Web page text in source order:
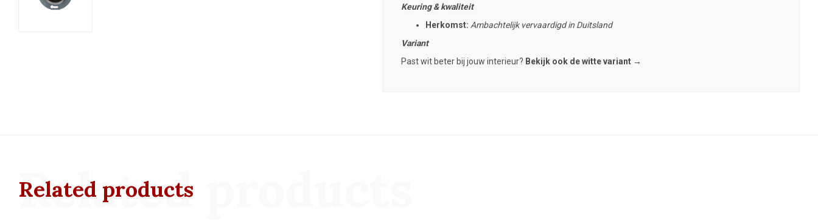
Keuring & kwaliteit
Herkomst: Ambachtelijk vervaardigd in Duitsland
Variant
Past wit beter bij jouw interieur? Bekijk ook de witte variant →
Related products
Related products